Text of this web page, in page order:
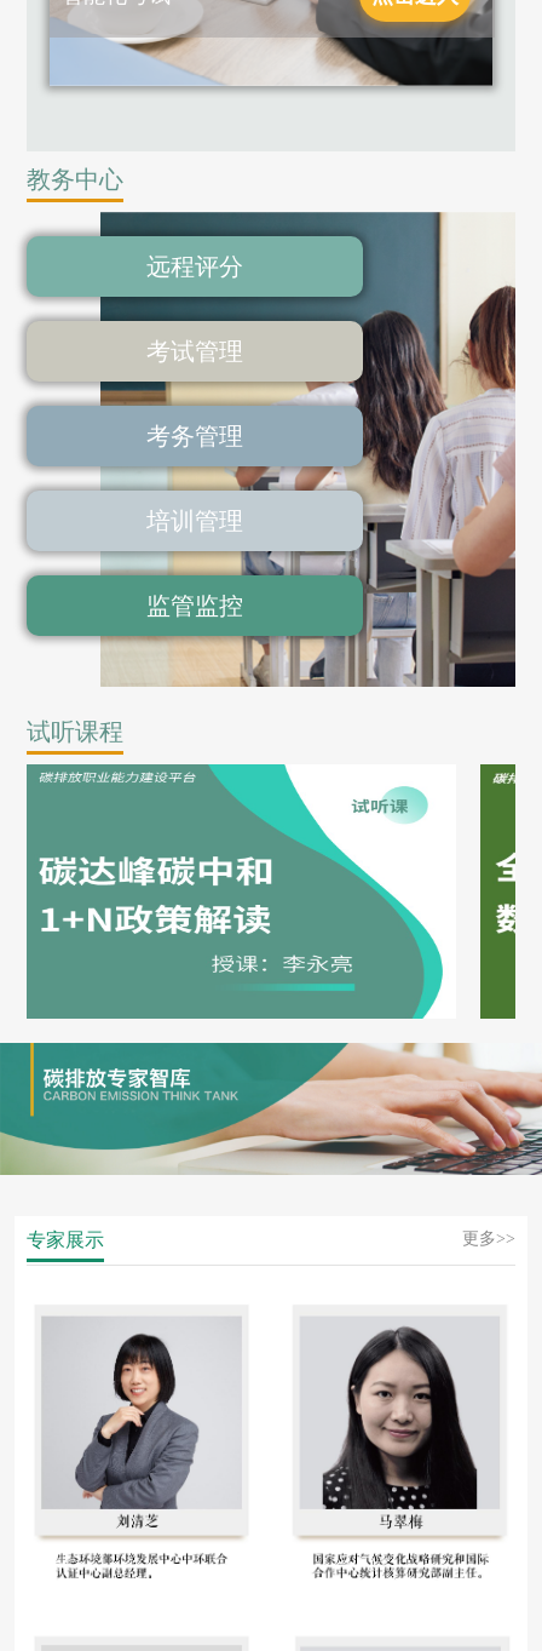
教务中心
远程评分
考试管理
考务管理
培训管理
监管监控
试听课程
专家展示 更多>>